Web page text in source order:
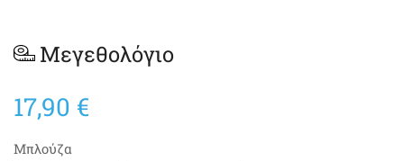
Μεγεθολόγιο
17,90 €
Μπλούζα